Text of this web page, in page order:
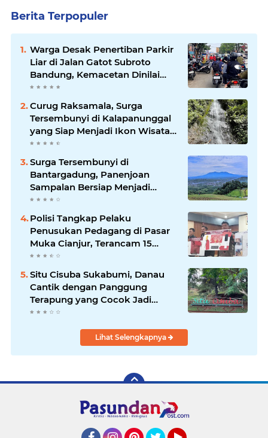
Berita Terpopuler
Warga Desak Penertiban Parkir
Liar di Jalan Gatot Subroto
Bandung, Kemacetan Dinilai
Makin Mengkhawatirkan
Curug Raksamala, Surga
Tersembunyi di Kalapanunggal
yang Siap Menjadi Ikon Wisata
Alam Baru Kabupaten
Surga Tersembunyi di
Bantargadung, Panenjoan
Sampalan Bersiap Menjadi
Destinasi Desa Wisata Baru
Sukabumi
Polisi Tangkap Pelaku
Penusukan Pedagang di Pasar
Muka Cianjur, Terancam 15
Tahun Penjara
Situ Cisuba Sukabumi, Danau
Cantik dengan Panggung
Terapung yang Cocok Jadi
Destinasi Libur Akhir Pekan
Lihat Selengkapnya